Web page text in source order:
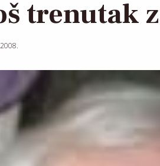
trenutak